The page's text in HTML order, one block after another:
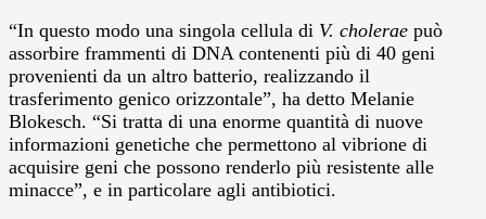
“In questo modo una singola cellula di V. cholerae può
assorbire frammenti di DNA contenenti più di 40 geni
provenienti da un altro batterio, realizzando il
trasferimento genico orizzontale”, ha detto Melanie
Blokesch. “Si tratta di una enorme quantità di nuove
informazioni genetiche che permettono al vibrione di
acquisire geni che possono renderlo più resistente alle
minacce”, e in particolare agli antibiotici.